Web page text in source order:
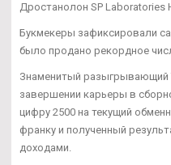
Дростанолон SP Laboratories
Букмекеры зафиксировали
было продано рекордное
Знаменитый разыгрывающий
завершении карьеры в
цифру 2500 на текущий
франку и полученный
доходами.